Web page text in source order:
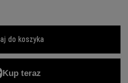
do koszyka